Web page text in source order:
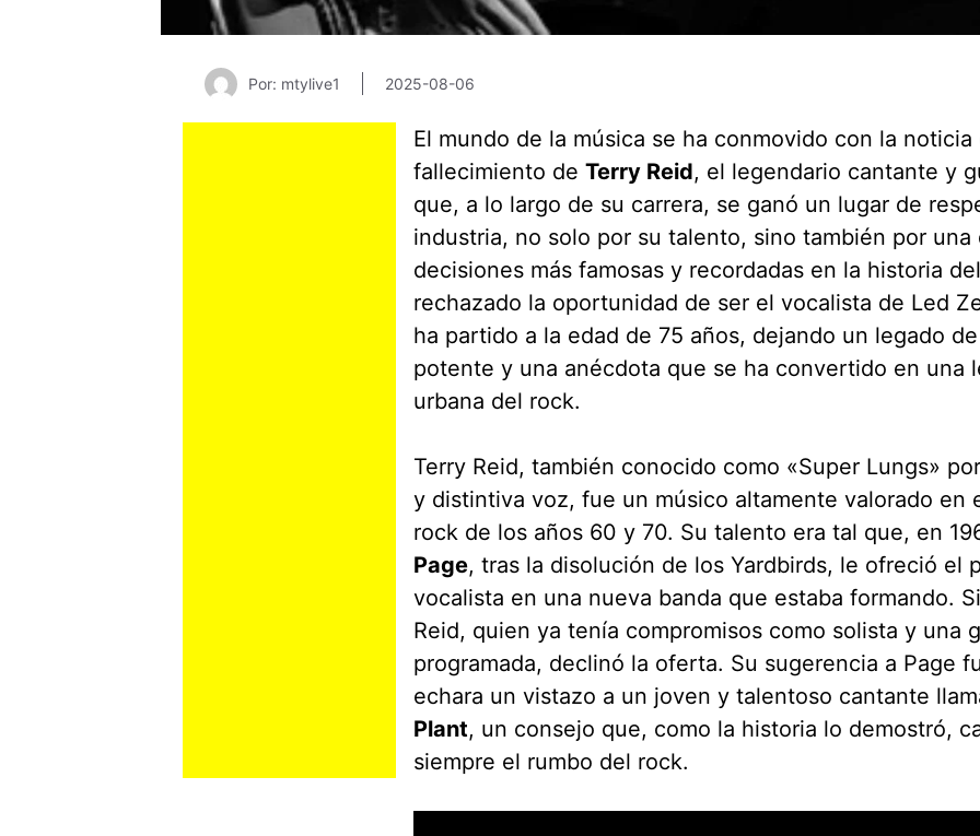
Por: mtylive1 2025-08-06
El mundo de la música se ha conmovido con la noticia
fallecimiento de Terry Reid, el legendario cantante y
que, a lo largo de su carrera, se ganó un lugar de
industria, no solo por su talento, sino también por una
decisiones más famosas y recordadas en la historia
rechazado la oportunidad de ser el vocalista de Led
ha partido a la edad de 75 años, dejando un legado
potente y una anécdota que se ha convertido en una
urbana del rock.
Terry Reid, también conocido como «Super Lungs»
y distintiva voz, fue un músico altamente valorado en
rock de los años 60 y 70. Su talento era tal que, en
Page, tras la disolución de los Yardbirds, le ofreció el
vocalista en una nueva banda que estaba formando.
Reid, quien ya tenía compromisos como solista y una
programada, declinó la oferta. Su sugerencia a Page
echara un vistazo a un joven y talentoso cantante
Plant, un consejo que, como la historia lo demostró,
siempre el rumbo del rock.